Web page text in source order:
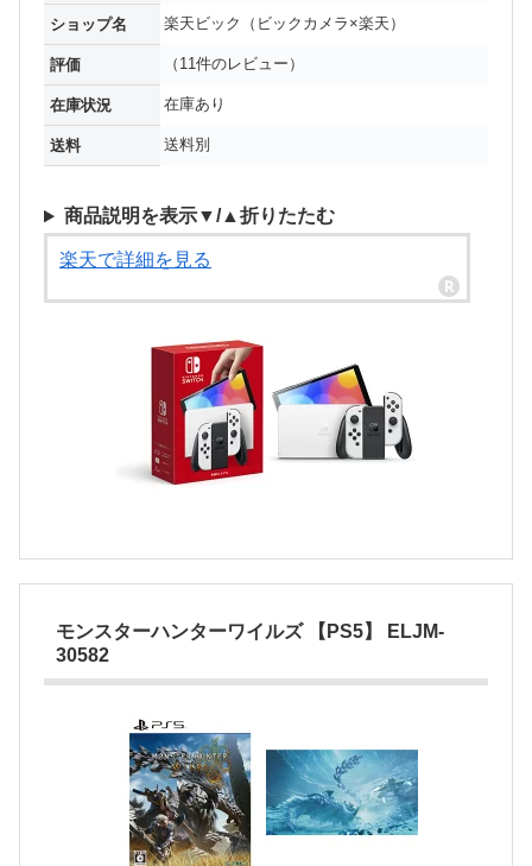
ショップ名 楽天ビック（ビックカメラ×楽天）
評価 （11件のレビュー）
在庫状況 在庫あり
送料 送料別
商品説明を表示▼/▲折りたたむ
楽天で詳細を見る
モンスターハンターワイルズ 【PS5】 ELJM-
30582